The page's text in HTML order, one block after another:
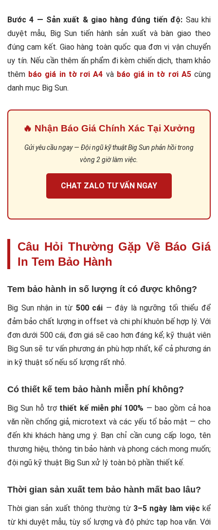
Bước 4 — Sản xuất & giao hàng đúng tiến độ: Sau khi
duyệt mẫu, Big Sun tiến hành sản xuất và bàn giao theo
đúng cam kết. Giao hàng toàn quốc qua đơn vị vận chuyển
uy tín. Nếu cần thêm ấn phẩm đi kèm chiến dịch, tham khảo
thêm báo giá in tờ rơi A4 và báo giá in tờ rơi A5cùng
danh mục Big Sun.
🔥 Nhận Báo Giá Chính Xác Tại Xưởng
Gửi yêu cầu ngay — Đội ngũ kỹ thuật Big Sun phản hồi trong
vòng 2 giờ làm việc.
CHAT ZALO TƯ VẤN NGAY
Câu Hỏi Thường Gặp Về Báo Giá
In Tem Bảo Hành
Tem bảo hành in số lượng ít có được không?
Big Sun nhận in từ 500 cái — đây là ngưỡng tối thiểu để
đảm bảo chất lượng in offset và chi phí khuôn bế hợp lý. Với
đơn dưới 500 cái, đơn giá sẽ cao hơn đáng kể; kỹ thuật viên
Big Sun sẽ tư vấn phương án phù hợp nhất, kể cả phương án
in kỹ thuật số nếu số lượng rất nhỏ.
Có thiết kế tem bảo hành miễn phí không?
Big Sun hỗ trợ thiết kế miễn phí 100% — bao gồm cả hoa
văn nền chống giả, microtext và các yếu tố bảo mật — cho
đến khi khách hàng ưng ý. Bạn chỉ cần cung cấp logo, tên
thương hiệu, thông tin bảo hành và phong cách mong muốn;
đội ngũ kỹ thuật Big Sun xử lý toàn bộ phần thiết kế.
Thời gian sản xuất tem bảo hành mất bao lâu?
Thời gian sản xuất thông thường từ 3–5 ngày làm việckể
từ khi duyệt mẫu, tùy số lượng và độ phức tạp hoa văn. Với